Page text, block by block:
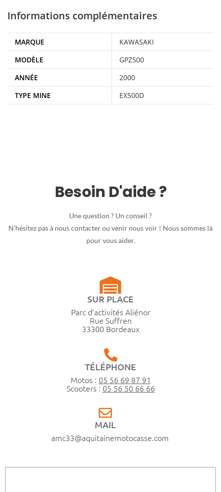
Informations complémentaires
MARQUE
KAWASAKI
MODÈLE
GPZ500
ANNÉE
2000
TYPE MINE
EX500D
Besoin D'aide ?
Une question ? Un conseil ?
N’hésitez pas à nous contacter ou venir nous voir ! Nous sommes là
pour vous aider.
SUR PLACE
Parc d’activités Aliénor
Rue Suffren
33300 Bordeaux
TÉLÉPHONE
Motos : 05 56 69 87 91
Scooters : 05 56 50 66 66
MAIL
amc33@aquitainemotocasse.com